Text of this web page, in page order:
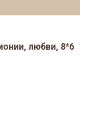
любви, 8*6